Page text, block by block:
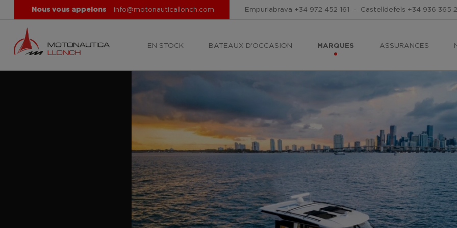
Nous vous appelons info@motonauticallonch.com Empuriabrava +34 972 452 161 - Castelldefels +34 936 365
EN STOCK BATEAUX D'OCCASION MARQUES ASSURANCES